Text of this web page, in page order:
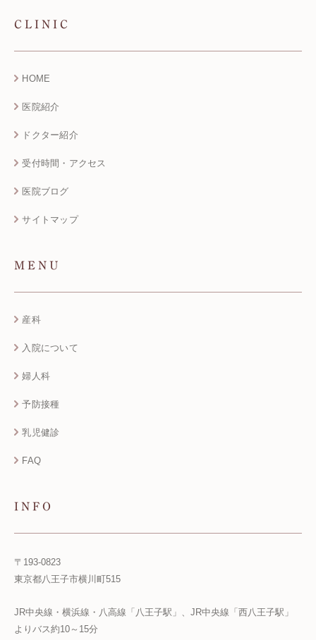
CLINIC
HOME
医院紹介
ドクター紹介
受付時間・アクセス
医院ブログ
サイトマップ
MENU
産科
入院について
婦人科
予防接種
乳児健診
FAQ
INFO
〒193-0823
東京都八王子市横川町515
JR中央線・横浜線・八高線「八王子駅」、JR中央線「西八王子駅」
よりバス約10～15分